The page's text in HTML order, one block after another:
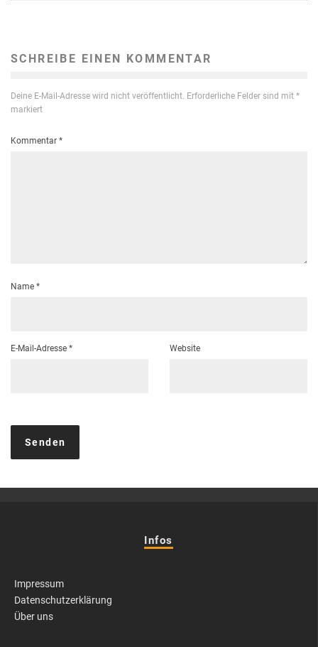
SCHREIBE EINEN KOMMENTAR
Deine E-Mail-Adresse wird nicht veröffentlicht. Erforderliche Felder sind mit *
markiert
Kommentar *
Name *
E-Mail-Adresse * Website
Infos
Impressum
Datenschutzerklärung
Über uns